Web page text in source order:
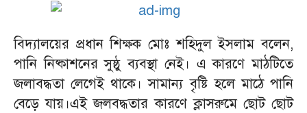
বিদ্যালয়ের প্রধান শিক্ষক মোঃ শহিদুল ইসলাম বলেন,
পানি নিষ্কাশনের সুষ্ঠু ব্যবস্থা নেই। এ কারণে মাঠটিতে
জলাবদ্ধতা লেগেই থাকে। সামান্য বৃষ্টি হলে মাঠে পানি
বেড়ে যায়।এই জলবদ্ধতার কারণে ক্লাসরুমে ছোট ছোট